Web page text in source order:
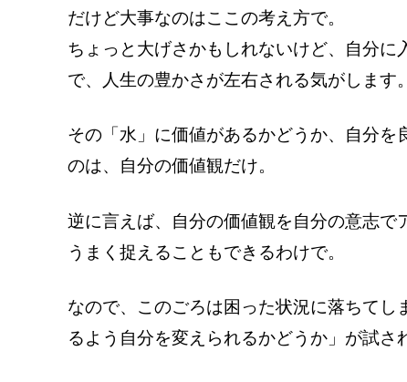
だけど大事なのはここの考え方で。
ちょっと大げさかもしれないけど、自分
で、人生の豊かさが左右される気がします。
その「水」に価値があるかどうか、自分
のは、自分の価値観だけ。
逆に言えば、自分の価値観を自分の意志
うまく捉えることもできるわけで。
なので、このごろは困った状況に落ちて
るよう自分を変えられるかどうか」が試さ